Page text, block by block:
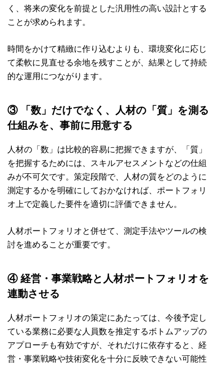
く、将来の変化を前提とした汎用性の高い設計とする
ことが求められます。
時間をかけて精緻に作り込むよりも、環境変化に応じ
て柔軟に見直せる余地を残すことが、結果として持続
的な運用につながります。
③ 「数」だけでなく、人材の「質」を測る
仕組みを、事前に用意する
人材の「数」は比較的容易に把握できますが、「質」
を把握するためには、スキルアセスメントなどの仕組
みが不可欠です。策定段階で、人材の質をどのように
測定するかを明確にしておかなければ、ポートフォリ
オ上で定義した要件を適切に評価できません。
人材ポートフォリオと併せて、測定手法やツールの検
討を進めることが重要です。
④ 経営・事業戦略と人材ポートフォリオを
連動させる
人材ポートフォリオの策定にあたっては、今後予定し
ている業務に必要な人員数を推定するボトムアップの
アプローチも有効ですが、それだけに依存すると、経
営・事業戦略や技術変化を十分に反映できない可能性